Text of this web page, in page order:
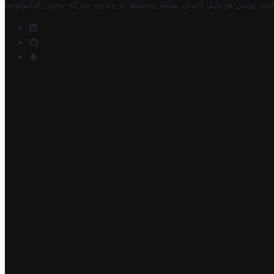
تونس هو دليل أعمال تملكه وتحتفظ به وتديره شركة مخزن التكنولوجيا